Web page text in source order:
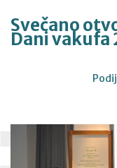
Svečano
Dani vakufa